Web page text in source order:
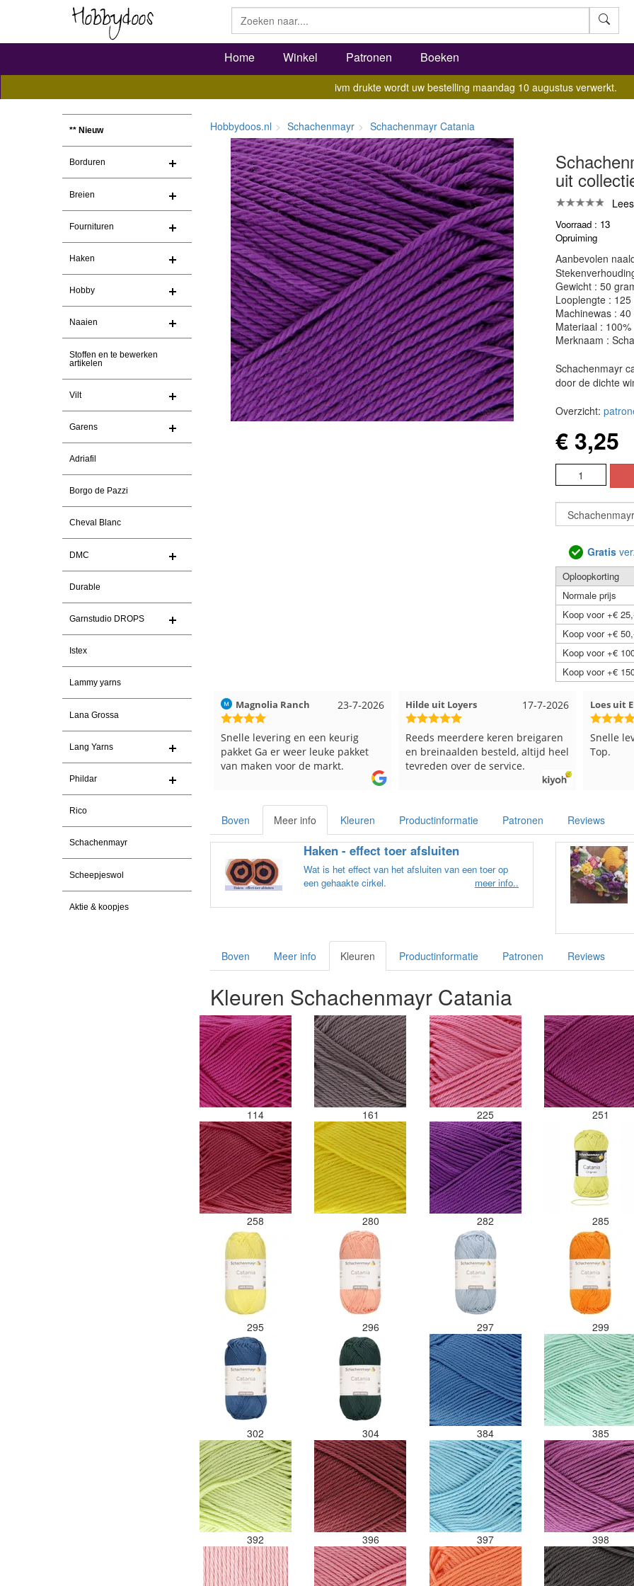
Home Winkel Patronen Boeken
ivm drukte wordt uw bestelling maandag 10 augustus verwerkt.
** Nieuw
Borduren
Breien
Fournituren
Haken
Hobby
Naaien
Stoffen en te bewerken
artikelen
Vilt
Garens
Adriafil
Borgo de Pazzi
Cheval Blanc
DMC
Durable
Garnstudio DROPS
Istex
Lammy yarns
Lana Grossa
Lang Yarns
Phildar
Rico
Schachenmayr
Scheepjeswol
Aktie & koopjes
Hobbydoos.nl Schachenmayr Schachenmayr Catania
uit
Voorraad : 13
Opruiming
Aanbevolen
Gewicht : 50
Looplengte :
Machinewas :
Materiaal : 100%
Merknaam :
Schachenmayr
door de dichte
Overzicht:
€ 3,25
Gratis
Oploopkorting
Normale prijs
Koop voor +€
Koop voor +€
Koop voor +€
Koop voor +€
23-7-2026
pakket Ga er weer leuke pakket
van maken voor de markt.
17-7-2026
Hilde uit Loyers
Reeds meerdere keren breigaren
en breinaalden besteld, altijd heel
tevreden over de service.
12-7-2026
Loes uit EMMELOORD
Snelle levering en keurig verpakt.
Top.
Boven Meer info Kleuren Productinformatie Patronen Reviews
Haken - effect toer afsluiten
Wat is het effect van het afsluiten van een toer op
een gehaakte cirkel.
meer info..
Boven Meer info Kleuren Productinformatie Patronen Reviews
Kleuren Schachenmayr Catania
114 161 225 251
258 280 282 285
295 296 297 299
302 304 384 385
392 396 397 398